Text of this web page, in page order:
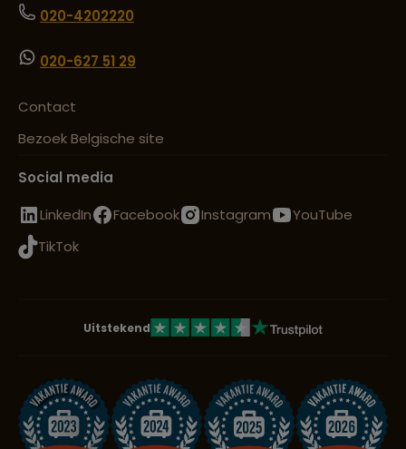
020-4202220
020-627 51 29
Contact
Bezoek Belgische site
Social media
LinkedIn
Facebook Instagram
YouTube
TikTok
Uitstekend